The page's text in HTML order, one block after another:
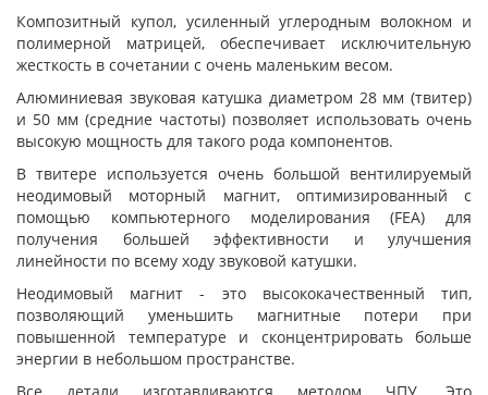
Композитный купол, усиленный углеродным волокном и
полимерной матрицей, обеспечивает исключительную
жесткость в сочетании с очень маленьким весом.
Алюминиевая звуковая катушка диаметром 28 мм (твитер)
и 50 мм (средние частоты) позволяет использовать очень
высокую мощность для такого рода компонентов.
В твитере используется очень большой вентилируемый
неодимовый моторный магнит, оптимизированный с
помощью компьютерного моделирования (FEA) для
получения большей эффективности и улучшения
линейности по всему ходу звуковой катушки.
Неодимовый магнит - это высококачественный тип,
позволяющий уменьшить магнитные потери при
повышенной температуре и сконцентрировать больше
энергии в небольшом пространстве.